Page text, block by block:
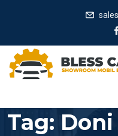
Tag: